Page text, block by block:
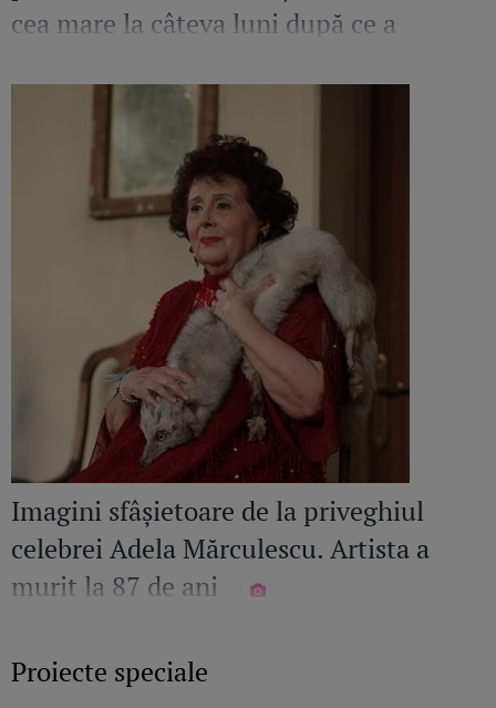
cea mare la câteva luni după ce a
Imagini sfâșietoare de la priveghiul
celebrei Adela Mărculescu. Artista a
murit la 87 de ani
Proiecte speciale